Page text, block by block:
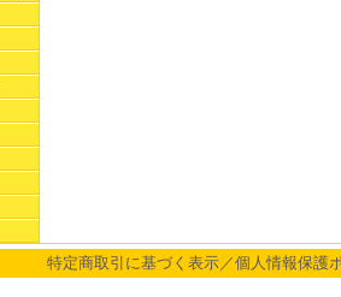
特定商取引に基づく表示／個人情報保護